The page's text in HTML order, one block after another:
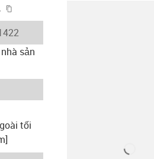
sản
tối